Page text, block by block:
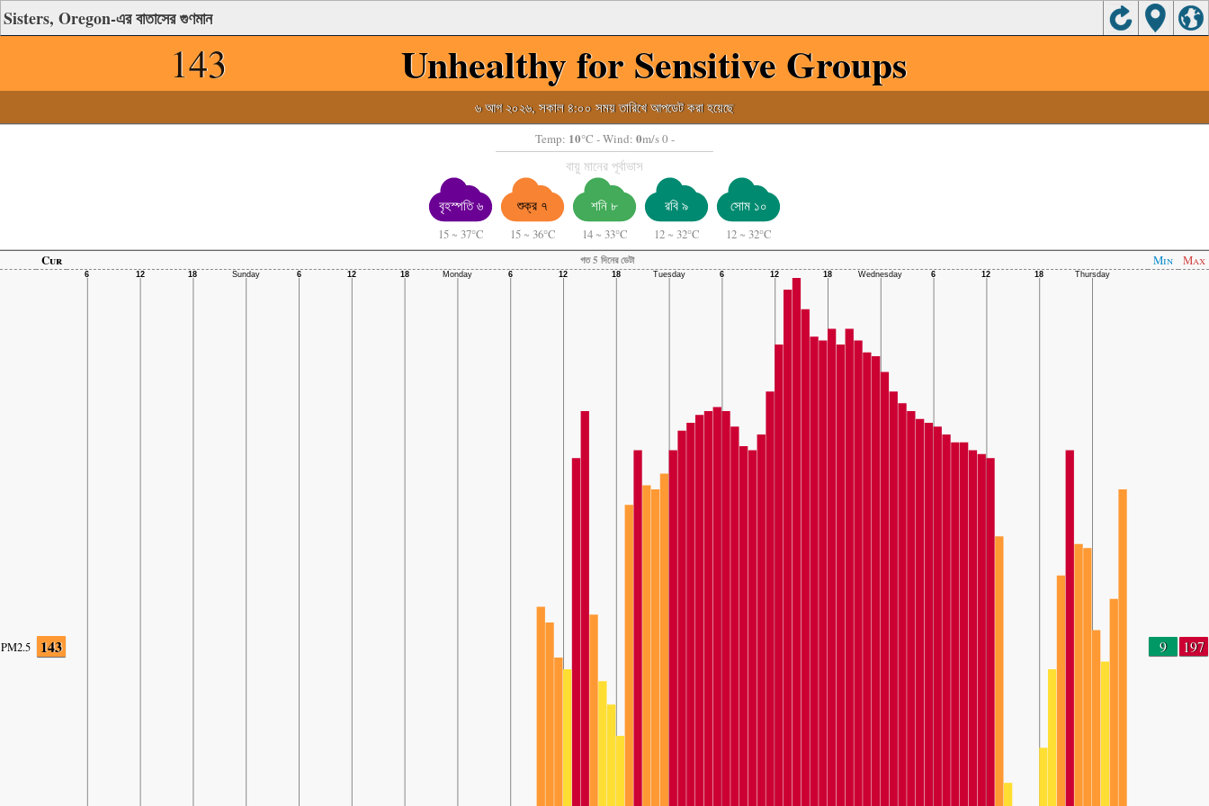
Sisters, Oregon-এর বাতাসের গুণমান
143 Unhealthy for Sensitive Groups
৬ আগ ২০২৬, সকাল ৪:০০ সময় তারিখে আপডেট করা হয়েছে
Temp: 10°C - Wind: 0m/s 0 -
বায়ু মানের পূর্বাভাস
বৃহস্পতি ৬
15 ~ 37°C
শুক্র ৭
15 ~ 36°C
শনি ৮
14 ~ 33°C
রবি ৯
12 ~ 32°C
সোম ১০
12 ~ 32°C
Cur
গত 5 দিনের ডেটা Min Max
PM2.5 143 9 197